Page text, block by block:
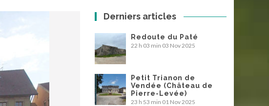
Derniers articles
Redoute du Paté
22 h 03 min 03 Nov 2025
Petit Trianon de
Vendée (Château de
Pierre-Levée)
23 h 53 min 01 Nov 2025